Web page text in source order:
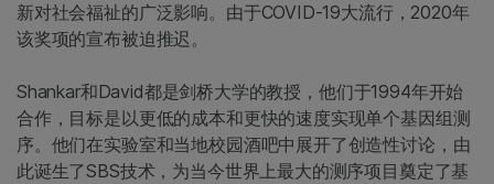
新对社会福祉的广泛影响。由于COVID-19大流行，2020年
该奖项的宣布被迫推迟。
Shankar和David都是剑桥大学的教授，他们于1994年开始
合作，目标是以更低的成本和更快的速度实现单个基因组测
序。他们在实验室和当地校园酒吧中展开了创造性讨论，由
此诞生了SBS技术，为当今世界上最大的测序项目奠定了基